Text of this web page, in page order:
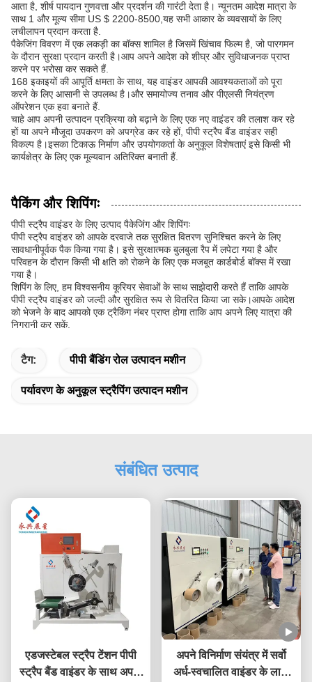
आता है, शीर्ष पायदान गुणवत्ता और प्रदर्शन की गारंटी देता है। न्यूनतम आदेश मात्रा के
साथ 1 और मूल्य सीमा US $ 2200-8500,यह सभी आकार के व्यवसायों के लिए
लचीलापन प्रदान करता है.
पैकेजिंग विवरण में एक लकड़ी का बॉक्स शामिल है जिसमें खिंचाव फिल्म है, जो पारगमन
के दौरान सुरक्षा प्रदान करती है।आप अपने आदेश को शीघ्र और सुविधाजनक प्राप्त
करने पर भरोसा कर सकते हैं.
168 इकाइयों की आपूर्ति क्षमता के साथ, यह वाइंडर आपकी आवश्यकताओं को पूरा
करने के लिए आसानी से उपलब्ध है।और समायोज्य तनाव और पीएलसी नियंत्रण
ऑपरेशन एक हवा बनाते हैं.
चाहे आप अपनी उत्पादन प्रक्रिया को बढ़ाने के लिए एक नए वाइंडर की तलाश कर रहे
हों या अपने मौजूदा उपकरण को अपग्रेड कर रहे हों, पीपी स्ट्रैप बैंड वाइंडर सही
विकल्प है।इसका टिकाऊ निर्माण और उपयोगकर्ता के अनुकूल विशेषताएं इसे किसी भी
कार्यक्षेत्र के लिए एक मूल्यवान अतिरिक्त बनाती हैं.
पैकिंग और शिपिंगः
पीपी स्ट्रैप वाइंडर के लिए उत्पाद पैकेजिंग और शिपिंगः
पीपी स्ट्रैप वाइंडर को आपके दरवाजे तक सुरक्षित वितरण सुनिश्चित करने के लिए
सावधानीपूर्वक पैक किया गया है। इसे सुरक्षात्मक बुलबुला रैप में लपेटा गया है और
परिवहन के दौरान किसी भी क्षति को रोकने के लिए एक मजबूत कार्डबोर्ड बॉक्स में रखा
गया है।
शिपिंग के लिए, हम विश्वसनीय कूरियर सेवाओं के साथ साझेदारी करते हैं ताकि आपके
पीपी स्ट्रैप वाइंडर को जल्दी और सुरक्षित रूप से वितरित किया जा सके।आपके आदेश
को भेजने के बाद आपको एक ट्रैकिंग नंबर प्राप्त होगा ताकि आप अपने लिए यात्रा की
निगरानी कर सकें.
टैग: पीपी बैंडिंग रोल उत्पादन मशीन
पर्यावरण के अनुकूल स्ट्रैपिंग उत्पादन मशीन
संबंधित उत्पाद
एडजस्टेबल स्ट्रैप टेंशन पीपी
स्ट्रैप बैंड वाइंडर के साथ अपनी
अपने विनिर्माण संयंत्र में सर्वो
अर्ध-स्वचालित वाइंडर के लाभों